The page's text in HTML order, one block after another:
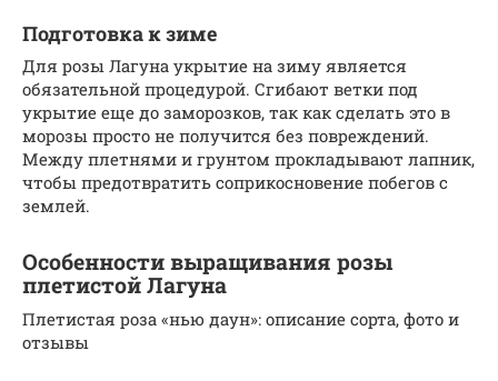
Подготовка к зиме
Для розы Лагуна укрытие на зиму является
обязательной процедурой. Сгибают ветки под
укрытие еще до заморозков, так как сделать это в
морозы просто не получится без повреждений.
Между плетнями и грунтом прокладывают лапник,
чтобы предотвратить соприкосновение побегов с
землей.
Особенности выращивания розы
плетистой Лагуна
Плетистая роза «нью даун»: описание сорта, фото и
отзывы